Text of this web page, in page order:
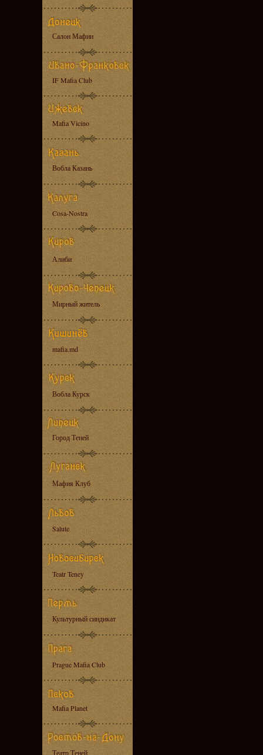
Салон Мафии
IF Mafia Club
Mafia Vicino
Вобла Казань
Cosa-Nostra
Алиби
Мирный житель
mafia.md
Вобла Курск
Город Теней
Мафия Клуб
Salute
Teatr Teney
Культурный синдикат
Prague Mafia Club
Mafia Planet
Театр Теней